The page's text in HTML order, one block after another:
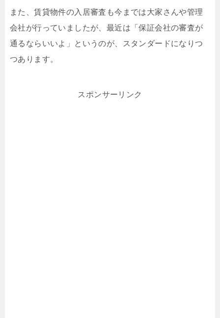
また、賃貸物件の入居審査も今までは大家さんや管理
会社が行っていましたが、最近は「保証会社の審査が
通るならいいよ」というのが、スタンダードになりつ
つあります。
スポンサーリンク